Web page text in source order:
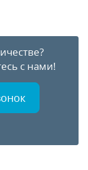
с нами!